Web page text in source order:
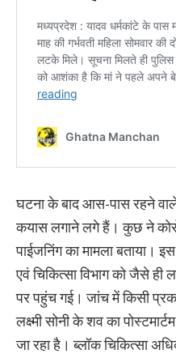
घटना के बाद आस-पास रहने
कयास लगाने लगे हैं। कुछ ने
पाईजनिंग का मामला बताया।
एवं चिकित्सा विभाग को जैसे
पर पहुंच गई। जांच में किसी
लक्ष्मी सोनी के शव का
जा रहा है। ब्लॉक चिकित्सा